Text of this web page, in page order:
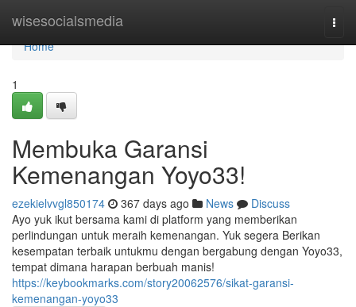
wisesocialsmedia
Home
Home
1
Membuka Garansi
Kemenangan Yoyo33!
ezekielvvgl850174 367 days ago News
Discuss
Ayo yuk ikut bersama kami di platform yang memberikan
perlindungan untuk meraih kemenangan. Yuk segera Berikan
kesempatan terbaik untukmu dengan bergabung dengan Yoyo33,
tempat dimana harapan berbuah manis!
https://keybookmarks.com/story20062576/sikat-garansi-
kemenangan-yoyo33